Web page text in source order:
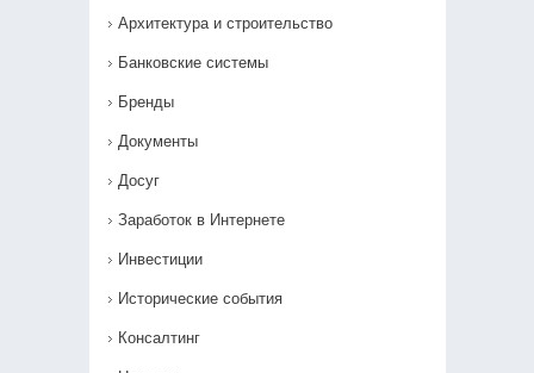
Архитектура и строительство
Банковские системы
Бренды
Документы
Досуг
Заработок в Интернете
Инвестиции
Исторические события
Консалтинг